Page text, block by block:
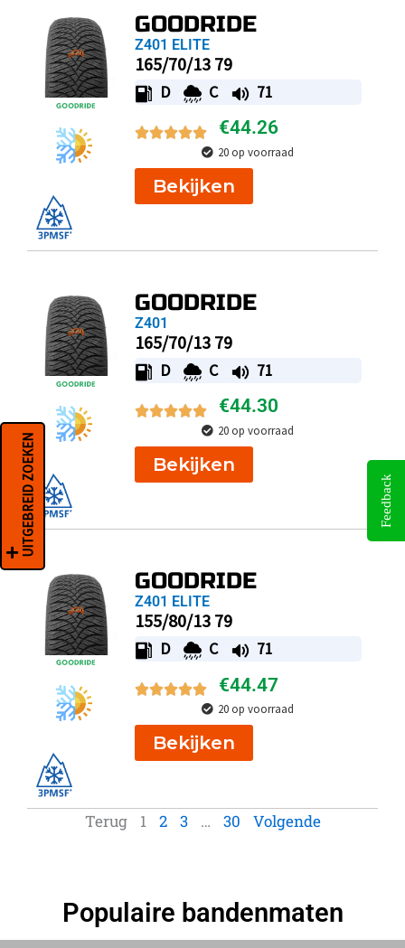
GOODRIDE
Z401 ELITE
165/70/13 79
D C 71
€44.26
20 op voorraad
Bekijken
GOODRIDE
Z401
165/70/13 79
D C 71
€44.30
20 op voorraad
Bekijken
GOODRIDE
Z401 ELITE
155/80/13 79
D C 71
€44.47
20 op voorraad
Bekijken
Terug 1 2 3 … 30 Volgende
Populaire bandenmaten
UITGEBREID ZOEKEN Feedback